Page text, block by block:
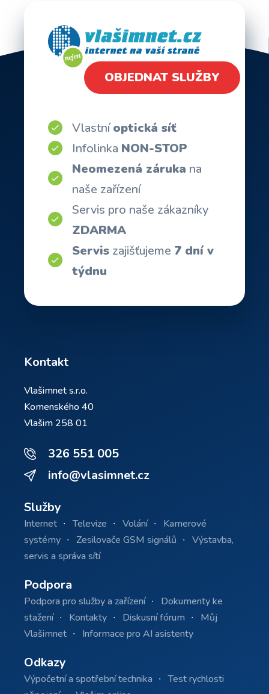
OBJEDNAT SLUŽBY
Vlastníoptická síť
Infolinka NON-STOP
Neomezená záruka na
naše zařízení
Servis pro naše zákazníky
ZDARMA
Servis zajišťujeme 7 dní v
týdnu
Kontakt
Vlašimnet s.r.o.
Komenského 40
Vlašim 258 01
326 551 005
info@vlasimnet.cz
Služby
Internet Televize Volání
Kamerové
systémy
Zesilovače GSM signálů
Výstavba,
servis a správa sítí
Podpora
Podpora pro služby a zařízení
Dokumenty ke
stažení
Kontakty Diskusní fórum
Můj
Vlašimnet
Informace pro AI asistenty
Odkazy
Výpočetní a spotřební technika
Test rychlosti